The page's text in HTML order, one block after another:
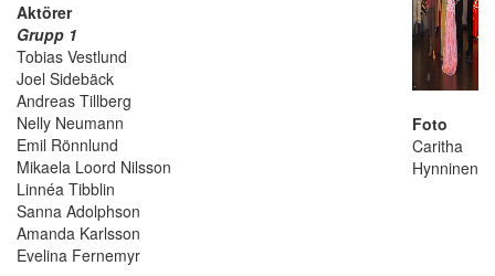
Aktörer
Grupp 1
Tobias Vestlund
Joel Sidebäck
Andreas Tillberg
Nelly Neumann
Emil Rönnlund
Mikaela Loord Nilsson
Linnéa Tibblin
Sanna Adolphson
Amanda Karlsson
Evelina Fernemyr
Foto
Caritha
Hynninen